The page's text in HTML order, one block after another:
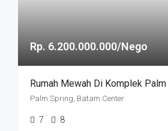
Rp. 6.200.000.000/Nego
Palm Spring, Batam Center
7 8